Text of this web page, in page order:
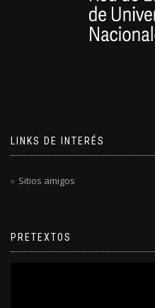
LINKS DE INTERÉS
Sitios amigos
PRETEXTOS